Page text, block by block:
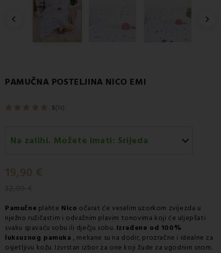
 
PAMUČNA POSTELJINA NICO EMI
5(1x)
Na zalihi. Možete imati: Srijeda
19,90 €
Pamučne plahte Nico očarat će veselim uzorkom zvijezda u
nježno ružičastim i odvažnim plavim tonovima koji će uljepšati
svaku spavaću sobu ili dječju sobu. Izrađene od 100%
luksuznog pamuka , mekane su na dodir, prozračne i idealne za
osjetljivu kožu. Izvrstan izbor za one koji žude za ugodnim snom.